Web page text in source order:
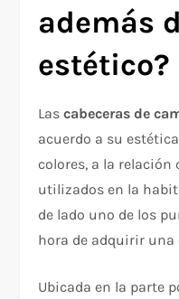
además
estético?
Lascabeceras de
acuerdo a su
colores, a la
utilizados en la
de lado uno de los
hora de adquirir una
Ubicada en la parte